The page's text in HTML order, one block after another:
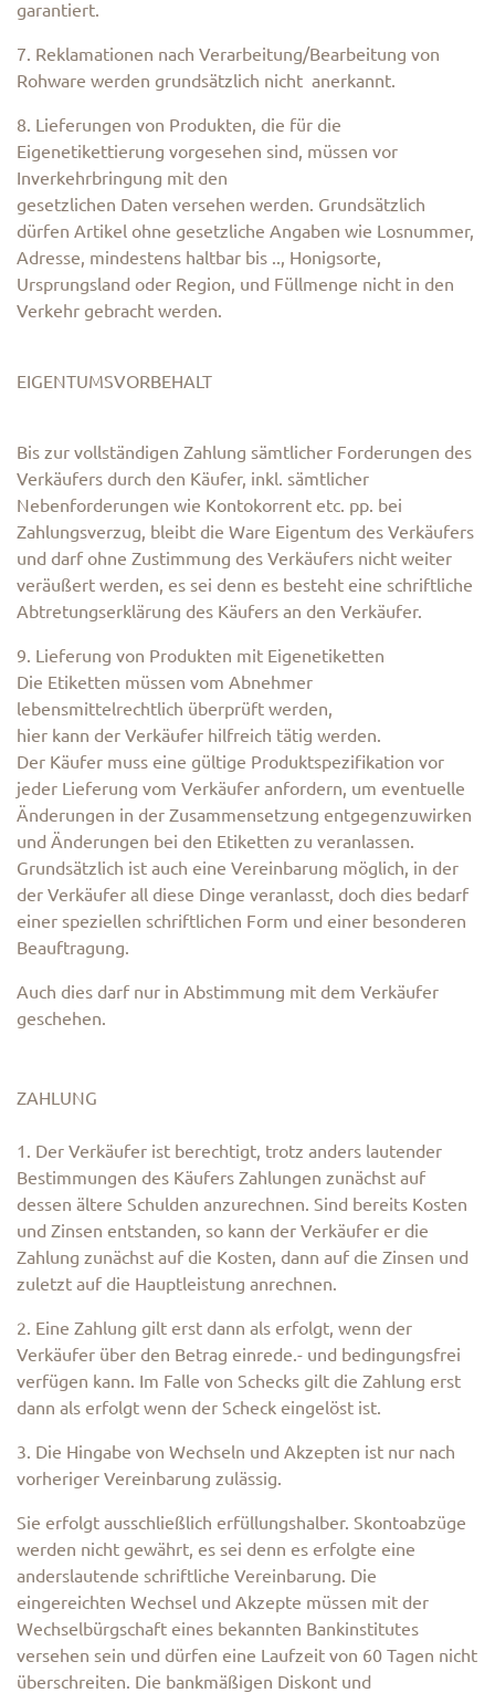
garantiert.
7. Reklamationen nach Verarbeitung/Bearbeitung von
Rohware werden grundsätzlich nicht anerkannt.
8. Lieferungen von Produkten, die für die
Eigenetikettierung vorgesehen sind, müssen vor
Inverkehrbringung mit den
gesetzlichen Daten versehen werden. Grundsätzlich
dürfen Artikel ohne gesetzliche Angaben wie Losnummer,
Adresse, mindestens haltbar bis .., Honigsorte,
Ursprungsland oder Region, und Füllmenge nicht in den
Verkehr gebracht werden.
EIGENTUMSVORBEHALT
Bis zur vollständigen Zahlung sämtlicher Forderungen des
Verkäufers durch den Käufer, inkl. sämtlicher
Nebenforderungen wie Kontokorrent etc. pp. bei
Zahlungsverzug, bleibt die Ware Eigentum des Verkäufers
und darf ohne Zustimmung des Verkäufers nicht weiter
veräußert werden, es sei denn es besteht eine schriftliche
Abtretungserklärung des Käufers an den Verkäufer.
9. Lieferung von Produkten mit Eigenetiketten
Die Etiketten müssen vom Abnehmer
lebensmittelrechtlich überprüft werden,
hier kann der Verkäufer hilfreich tätig werden.
Der Käufer muss eine gültige Produktspezifikation vor
jeder Lieferung vom Verkäufer anfordern, um eventuelle
Änderungen in der Zusammensetzung entgegenzuwirken
und Änderungen bei den Etiketten zu veranlassen.
Grundsätzlich ist auch eine Vereinbarung möglich, in der
der Verkäufer all diese Dinge veranlasst, doch dies bedarf
einer speziellen schriftlichen Form und einer besonderen
Beauftragung.
Auch dies darf nur in Abstimmung mit dem Verkäufer
geschehen.
ZAHLUNG
1. Der Verkäufer ist berechtigt, trotz anders lautender
Bestimmungen des Käufers Zahlungen zunächst auf
dessen ältere Schulden anzurechnen. Sind bereits Kosten
und Zinsen entstanden, so kann der Verkäufer er die
Zahlung zunächst auf die Kosten, dann auf die Zinsen und
zuletzt auf die Hauptleistung anrechnen.
2. Eine Zahlung gilt erst dann als erfolgt, wenn der
Verkäufer über den Betrag einrede.- und bedingungsfrei
verfügen kann. Im Falle von Schecks gilt die Zahlung erst
dann als erfolgt wenn der Scheck eingelöst ist.
3. Die Hingabe von Wechseln und Akzepten ist nur nach
vorheriger Vereinbarung zulässig.
Sie erfolgt ausschließlich erfüllungshalber. Skontoabzüge
werden nicht gewährt, es sei denn es erfolgte eine
anderslautende schriftliche Vereinbarung. Die
eingereichten Wechsel und Akzepte müssen mit der
Wechselbürgschaft eines bekannten Bankinstitutes
versehen sein und dürfen eine Laufzeit von 60 Tagen nicht
überschreiten. Die bankmäßigen Diskont und